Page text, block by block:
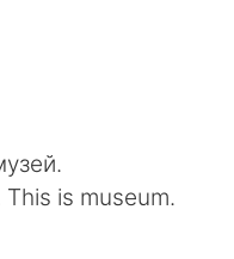
is museum.